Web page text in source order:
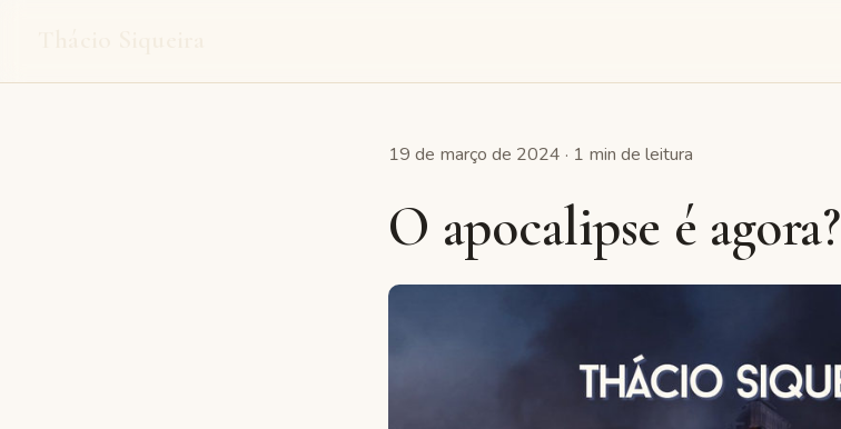
19 de março de 2024 · 1 min de leitura
O apocalipse é agora?